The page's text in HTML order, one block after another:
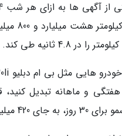
هفتگی و ماهانه تبدیل
میلیون، 300 میلیون تومان تمام می گردد.